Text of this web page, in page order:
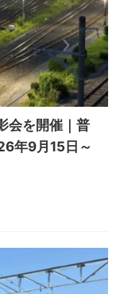
会を開催｜普
年9月15日～